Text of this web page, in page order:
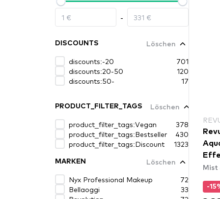
-
DISCOUNTS
Löschen
discounts:-20
701
discounts:20-50
120
discounts:50-
17
PRODUCT_FILTER_TAGS
Löschen
product_filter_tags:Vegan
378
product_filter_tags:Bestseller
430
product_filter_tags:Discount
1323
MARKEN
Löschen
Nyx Professional Makeup
72
Bellaoggi
33
Mist
-